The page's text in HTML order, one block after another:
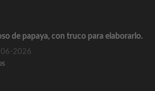
de papaya, con truco para elaborarlo.
06-2026